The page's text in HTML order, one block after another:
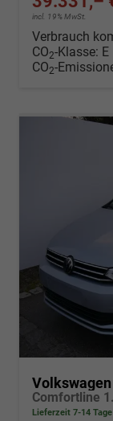
incl. 19% MwSt.
Verbrauch
CO2-Klasse: E
CO2-
Volkswagen
Lieferzeit 7-14 Tage